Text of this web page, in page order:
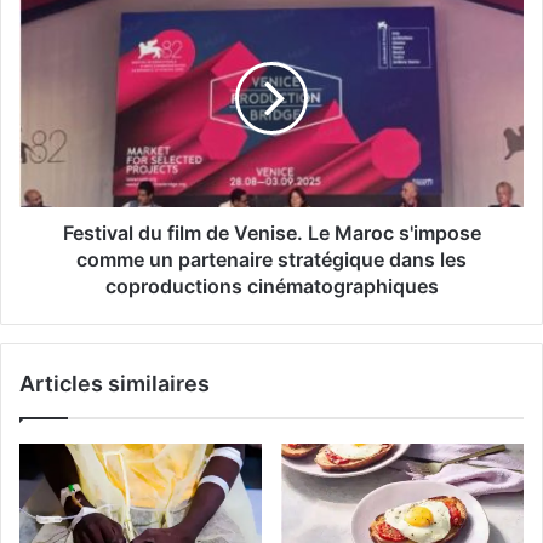
du
Le
Maroc
comme
partenaire
les
cinématographiques
Festival du film de Venise. Le Maroc s'impose
comme un partenaire stratégique dans les
coproductions cinématographiques
Articles similaires